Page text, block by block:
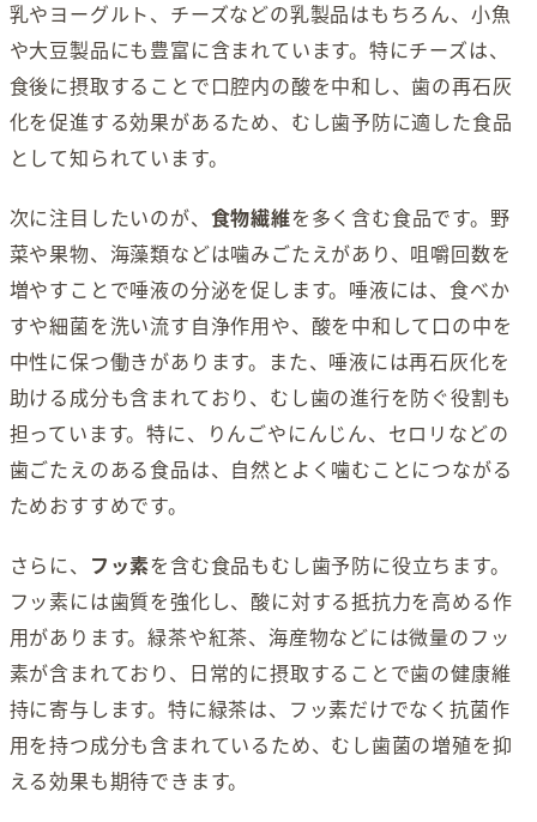
乳やヨーグルト、チーズなどの乳製品はもちろん、小魚
や大豆製品にも豊富に含まれています。特にチーズは、
食後に摂取することで口腔内の酸を中和し、歯の再石灰
化を促進する効果があるため、むし歯予防に適した食品
として知られています。
次に注目したいのが、 食物繊維を多く含む食品です。野
菜や果物、海藻類などは噛みごたえがあり、咀嚼回数を
増やすことで唾液の分泌を促します。唾液には、食べか
すや細菌を洗い流す自浄作用や、酸を中和して口の中を
中性に保つ働きがあります。また、唾液には再石灰化を
助ける成分も含まれており、むし歯の進行を防ぐ役割も
担っています。特に、りんごやにんじん、セロリなどの
歯ごたえのある食品は、自然とよく噛むことにつながる
ためおすすめです。
さらに、 フッ素を含む食品もむし歯予防に役立ちます。
フッ素には歯質を強化し、酸に対する抵抗力を高める作
用があります。緑茶や紅茶、海産物などには微量のフッ
素が含まれており、日常的に摂取することで歯の健康維
持に寄与します。特に緑茶は、フッ素だけでなく抗菌作
用を持つ成分も含まれているため、むし歯菌の増殖を抑
える効果も期待できます。